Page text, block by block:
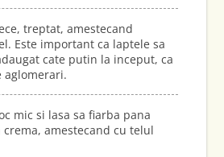
treptat, amestecand
Este important ca laptele sa
cate putin la inceput, ca
aglomerari.
mic si lasa sa fiarba pana
crema, amestecand cu telul